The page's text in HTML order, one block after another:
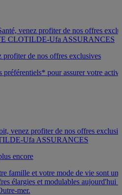
de nos offres exclusives
pour assurer votre
encore
famille et votre mode de vie sont
élargies et modulables aujourd'hui
mer.